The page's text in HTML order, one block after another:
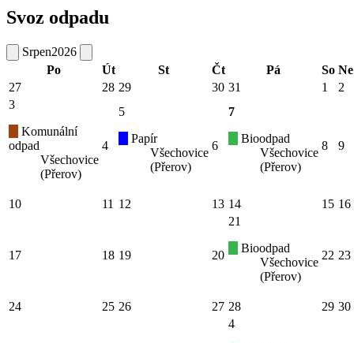
Svoz odpadu
Srpen2026
Po
Út St Čt Pá So Ne
27
28 29 30 31 1
2
3
Komunální
odpad
Všechovice
(Přerov)
4
5
Papír
Všechovice
(Přerov)
6
7
Bioodpad
Všechovice
(Přerov)
8 9
10 11 12 13 14 15 16
17 18 19 20
21
Bioodpad
Všechovice
(Přerov)
22 23
24 25 26 27 28 29 30
4